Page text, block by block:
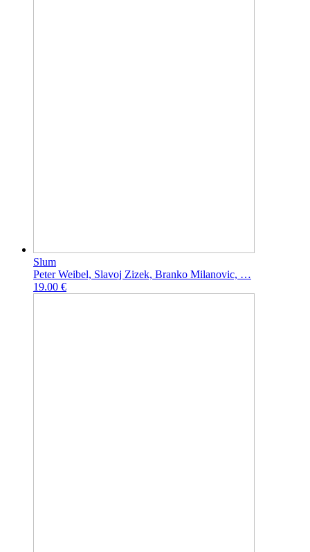
Slum
Peter Weibel, Slavoj Zizek, Branko Milanovic, …
19.00 €